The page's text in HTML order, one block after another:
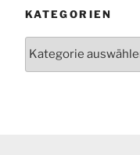
KATEGORIEN